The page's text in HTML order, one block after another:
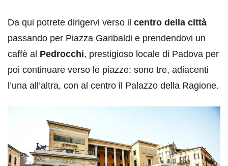
Da qui potrete dirigervi verso il centro della città
passando per Piazza Garibaldi e prendendovi un
caffè al Pedrocchi, prestigioso locale di Padova per
poi continuare verso le piazze: sono tre, adiacenti
l’una all’altra, con al centro il Palazzo della Ragione.